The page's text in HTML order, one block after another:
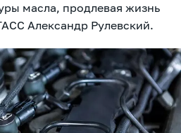
масла, продлевая жизнь
Александр Рулевский.